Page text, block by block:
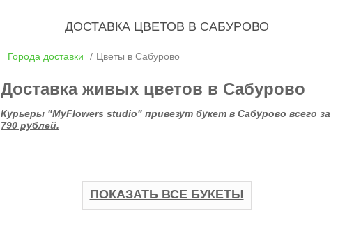
ДОСТАВКА ЦВЕТОВ В САБУРОВО
Города доставки Цветы в Сабурово
Доставка живых цветов в Сабурово
Курьеры "MyFlowers studio" привезут букет в Сабурово всего за
790 рублей.
ПОКАЗАТЬ ВСЕ БУКЕТЫ